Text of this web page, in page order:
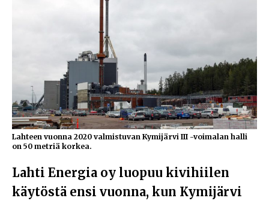
Lahteen vuonna 2020 valmistuvan Kymijärvi III -voimalan halli
on 50 metriä korkea.
Lahti Energia oy luopuu kivihiilen
käytöstä ensi vuonna, kun Kymijärvi